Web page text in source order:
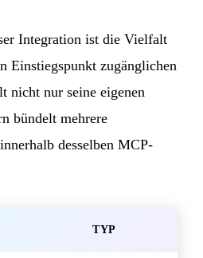
Integration ist die Vielfalt
Einstiegspunkt zugänglichen
nicht nur seine eigenen
bündelt mehrere
desselben MCP-
TYP